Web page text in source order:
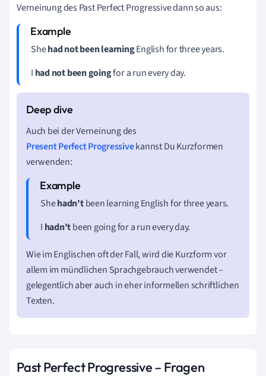
Verneinung des Past Perfect Progressive dann so aus:
Shehad not been learningEnglish for three years.
I had not been goingfor a run every day.
Auch bei der Verneinung des
Present Perfect Progressivekannst Du Kurzformen
verwenden:
Shehadn'tbeen learning English for three years.
I hadn'tbeen going for a run every day.
Wie im Englischen oft der Fall, wird die Kurzform vor
allem im mündlichen Sprachgebrauch verwendet –
gelegentlich aber auch in eher informellen schriftlichen
Texten.
Past Perfect Progressive – Fragen